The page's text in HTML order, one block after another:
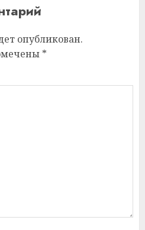
опубликован.
*